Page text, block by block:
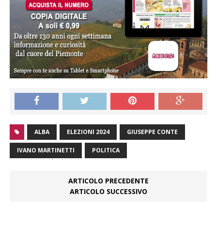
ALBA ELEZIONI 2024 GIUSEPPE CONTE
IVANO MARTINETTI POLITICA
ARTICOLO PRECEDENTE
ARTICOLO SUCCESSIVO